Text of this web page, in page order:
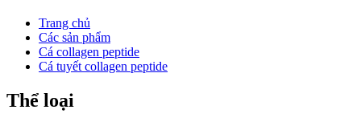
Trang chủ
Các sản phẩm
Cá collagen peptide
Cá tuyết collagen peptide
Thể loại